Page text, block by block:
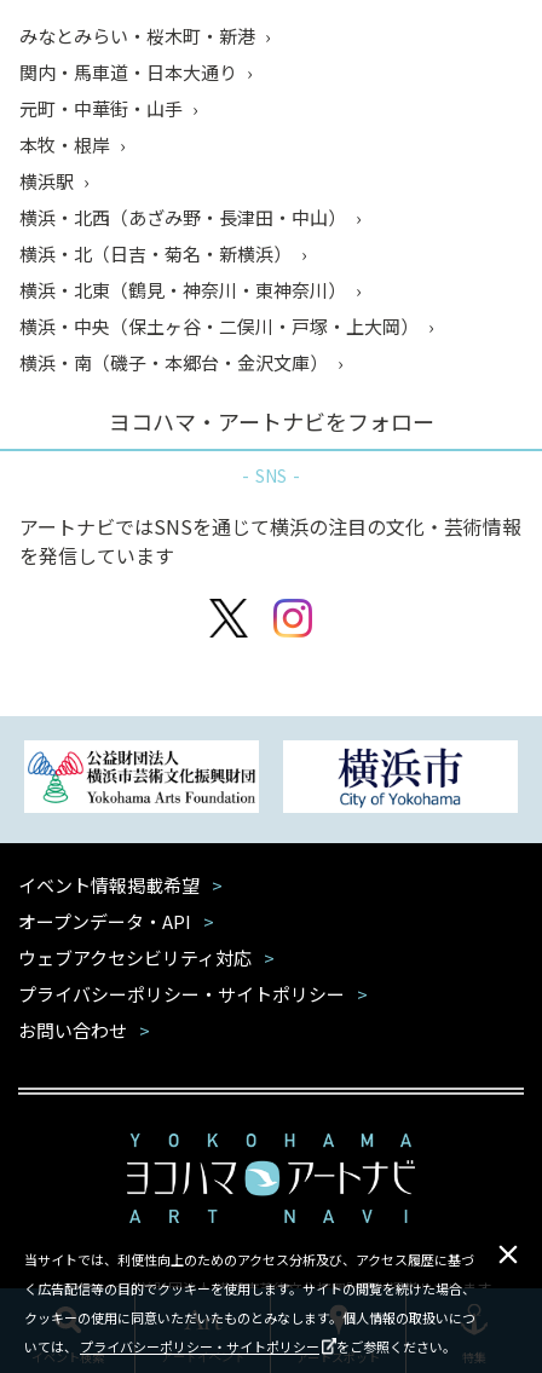
イベント検索 アートイベント アートスポット 特集
みなとみらい・桜木町・新港
関内・馬車道・日本大通り
元町・中華街・山手
本牧・根岸
横浜駅
横浜・北西（あざみ野・長津田・中山）
横浜・北（日吉・菊名・新横浜）
横浜・北東（鶴見・神奈川・東神奈川）
横浜・中央（保土ヶ谷・二俣川・戸塚・上大岡）
横浜・南（磯子・本郷台・金沢文庫）
ヨコハマ・アートナビをフォロー
SNS
アートナビではSNSを通じて横浜の注目の文化・芸術情報
を発信しています
当サイトでは、利便性向上のためのアクセス分析及び、アクセス履歴に基づ
く広告配信等の目的でクッキーを使用します。サイトの閲覧を続けた場合、
クッキーの使用に同意いただいたものとみなします。個人情報の取扱いにつ
いては、 プライバシーポリシー・サイトポリシー をご参照ください。
イベント情報掲載希望
オープンデータ・API
ウェブアクセシビリティ対応
プライバシーポリシー・サイトポリシー
お問い合わせ
本サイトは公益財団法人 横浜市芸術文化振興財団が運営しています
Copyright ©Yokohama Arts Foundation.All rights reserved.